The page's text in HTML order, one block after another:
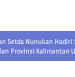
Setda Nunukan Hadiri
Provinsi Kalimantan